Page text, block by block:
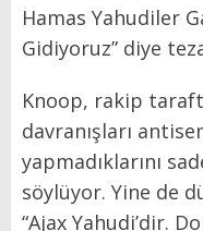
Hamas Yahudiler
Gidiyoruz” diye
Knoop, rakip
davranışları
yapmadıklarını
söylüyor. Yine de
“Ajax Yahudi’dir.